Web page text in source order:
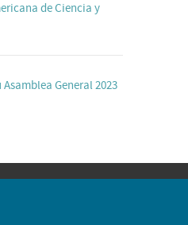
de Ciencia y
General 2023